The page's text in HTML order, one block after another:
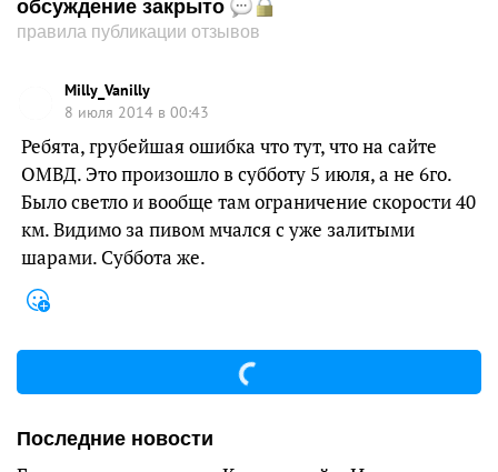
обсуждение закрыто
правила публикации отзывов
Milly_Vanilly
8 июля 2014 в 00:43
Ребята, грубейшая ошибка что тут, что на сайте
ОМВД. Это произошло в субботу 5 июля, а не 6го.
Было светло и вообще там ограничение скорости 40
км. Видимо за пивом мчался с уже залитыми
шарами. Суббота же.
Последние новости